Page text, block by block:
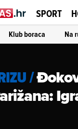
SPORT
Klub boraca Na
/